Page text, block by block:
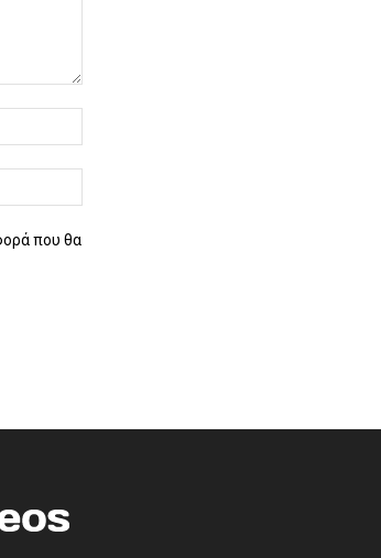
που θα